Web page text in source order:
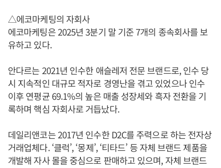
△에코마케팅의 자회사
에코마케팅은 2025년 3분기 말 기준 7개의 종속회사를 보
유하고 있다.
안다르는 2021년 인수한 애슬레저 전문 브랜드로, 인수 당
시 지속적인 대규모 적자로 경영난을 겪고 있었으나 인수
이후 연평균 69.1%의 높은 매출 성장세와 흑자 전환을 기
록하며 핵심 자회사로 거듭났다.
데일리앤코는 2017년 인수한 D2C를 주력으로 하는 전자상
거래업체다. ‘클럭’, ‘몽제’, ‘티타드’ 등 자체 브랜드 제품을
개발해 자사 몰을 중심으로 판매하고 있으며, 자체 브랜드